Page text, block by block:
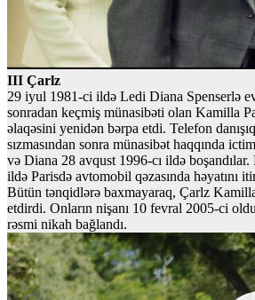
III Çarlz
29 iyul 1981-ci ildə Ledi Diana Spenserlə
sonradan keçmiş münasibəti olan Kamilla
əlaqəsini yenidən bərpa etdi. Telefon
sızmasından sonra münasibət haqqında
və Diana 28 avqust 1996-cı ildə
ildə Parisdə avtomobil qəzasında həyatını
Bütün tənqidlərə baxmayaraq, Çarlz
etdirdi. Onların nişanı 10 fevral 2005-ci
rəsmi nikah bağlandı.